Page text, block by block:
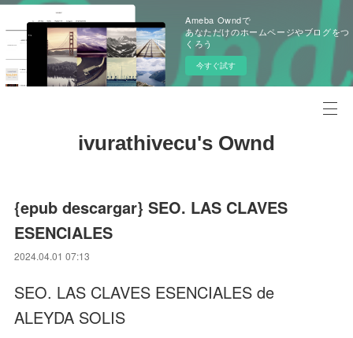
Ameba Owndで
あなただけのホームページやブログをつ
くろう
今すぐ試す
ivurathivecu's Ownd
{epub descargar} SEO. LAS CLAVES
ESENCIALES
2024.04.01 07:13
SEO. LAS CLAVES ESENCIALES de
ALEYDA SOLIS